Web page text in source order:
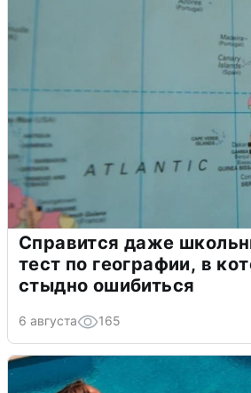
Справится даже
тест по географии, в
стыдно ошибиться
6 августа 165